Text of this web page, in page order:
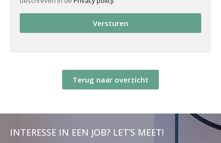
Versturen
Terug naar overzicht
INTERESSE IN EEN JOB? LET’S MEET!